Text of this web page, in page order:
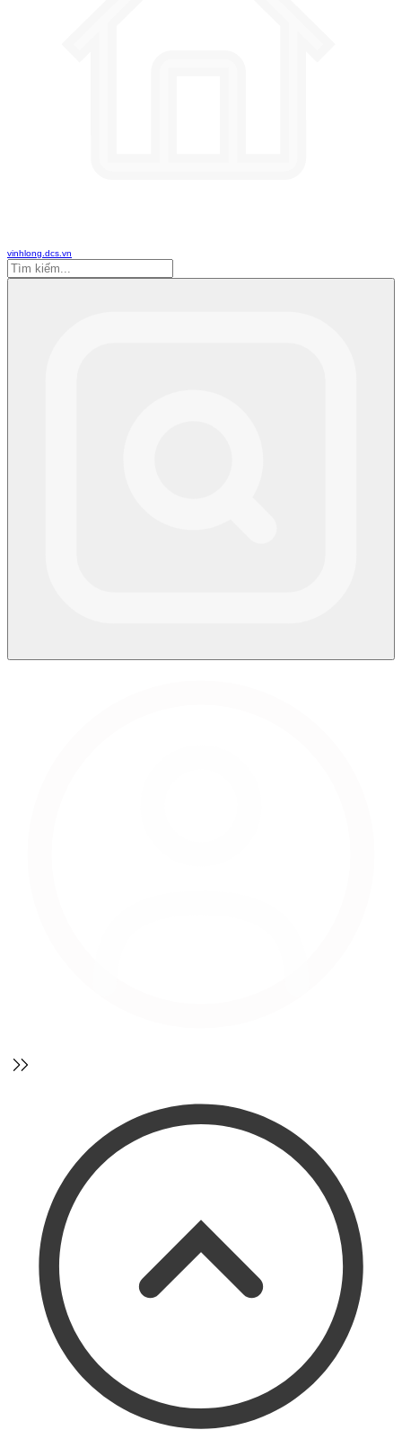
vinhlong.dcs.vn